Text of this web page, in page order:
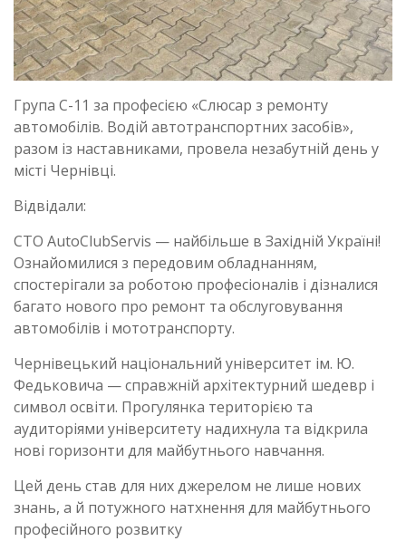
Група С-11 за професією «Слюсар з ремонту
автомобілів. Водій автотранспортних засобів»,
разом із наставниками, провела незабутній день у
місті Чернівці.
Відвідали:
СТО AutoClubServis — найбільше в Західній Україні!
Ознайомилися з передовим обладнанням,
спостерігали за роботою професіоналів і дізналися
багато нового про ремонт та обслуговування
автомобілів і мототранспорту.
Чернівецький національний університет ім. Ю.
Федьковича — справжній архітектурний шедевр і
символ освіти. Прогулянка територією та
аудиторіями університету надихнула та відкрила
нові горизонти для майбутнього навчання.
Цей день став для них джерелом не лише нових
знань, а й потужного натхнення для майбутнього
професійного розвитку